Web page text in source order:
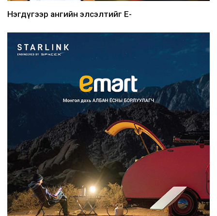
Нэгдүгээр ангийн элсэлтийг E-
Францад иргэд рүү зөвшөөрөлгүй
сурталчилгааны дууд...
2026/08/07
Нийтийн тээврийн Ч:19А чиглэлийн
замналд түр хугац...